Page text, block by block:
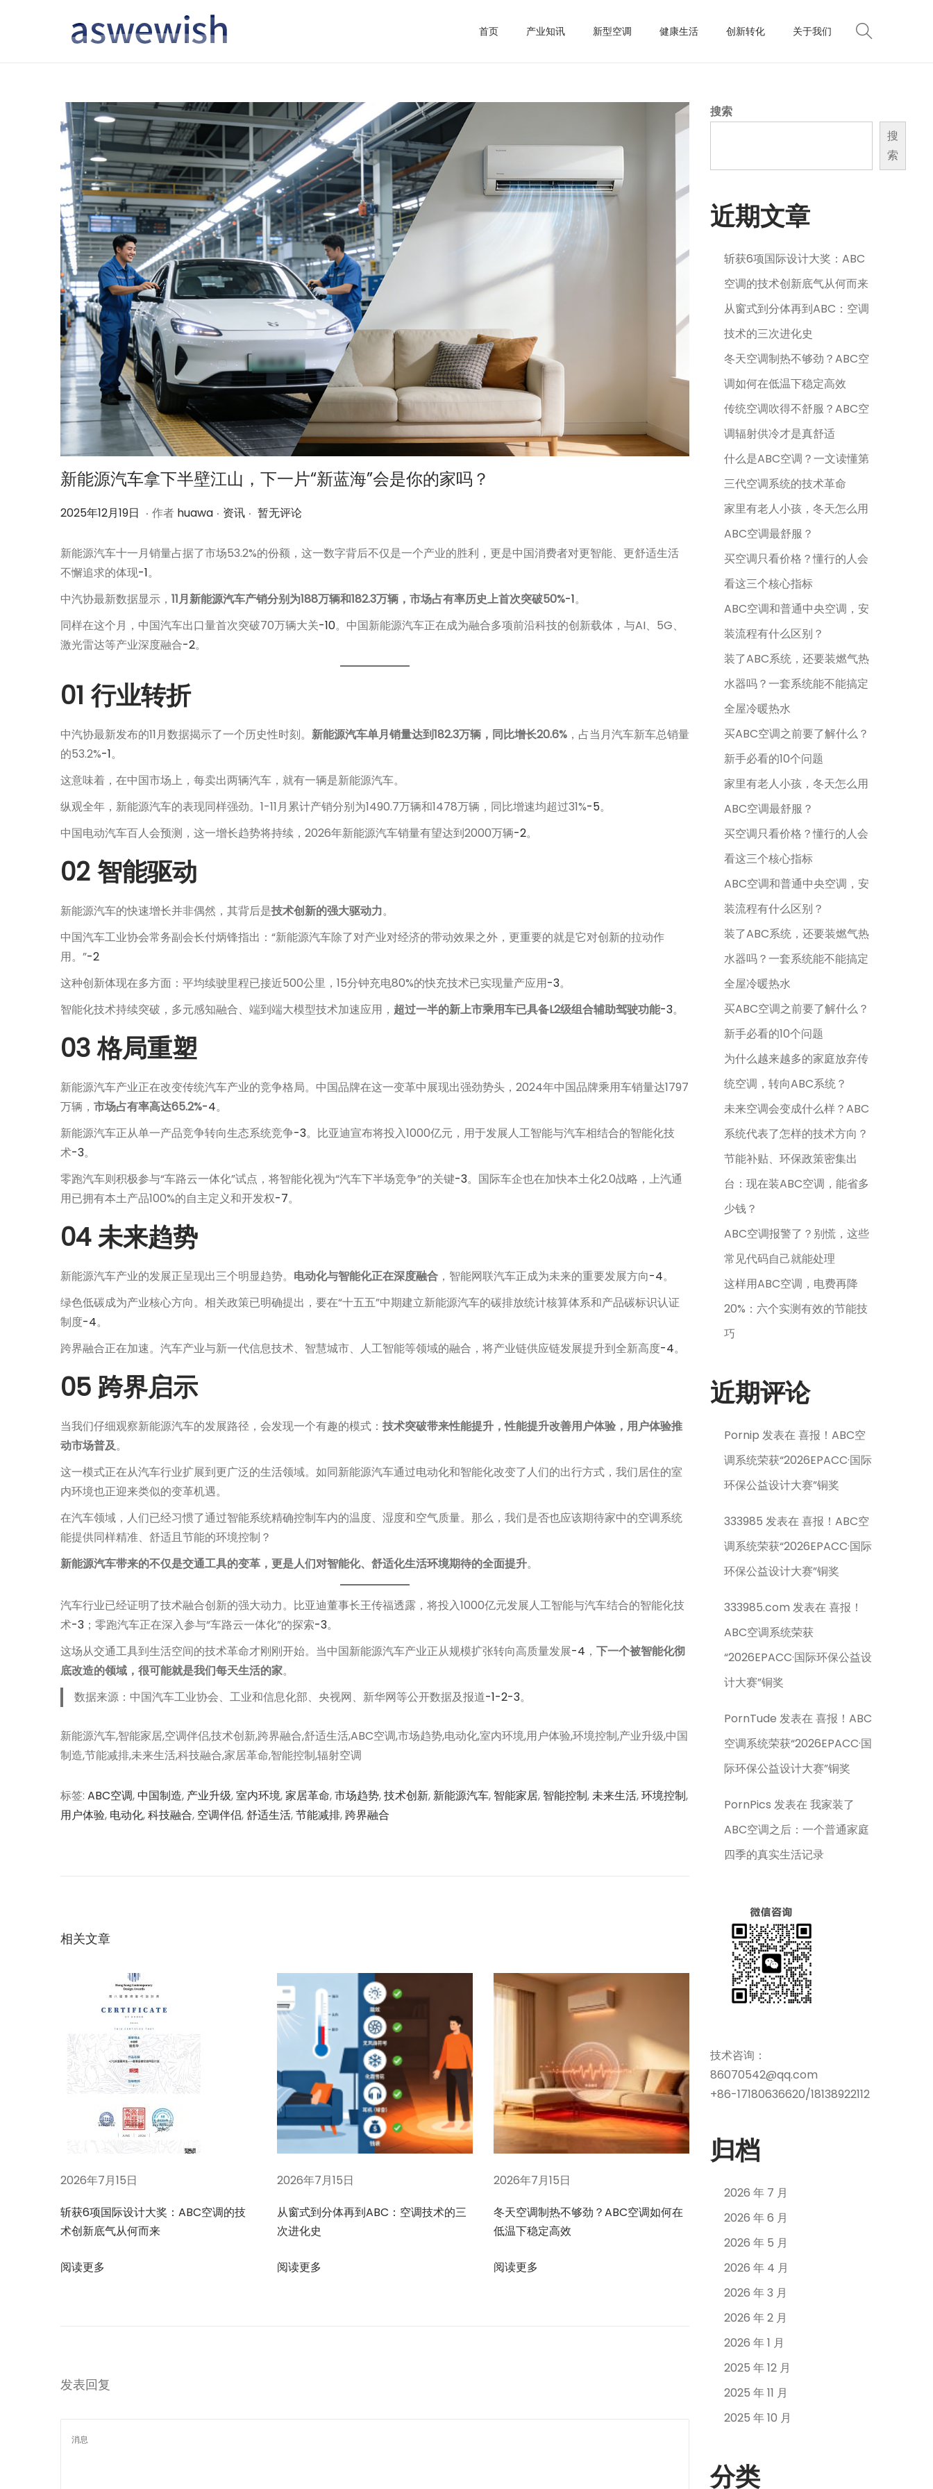
首页 产业知讯 新型空调 健康生活 创新转化 关于我们
新能源汽车拿下半壁江山，下一片“新蓝海”会是你的家吗？
作
2025年12月19日 2
2
5
1
2
月
9
日
. 作者 huawa . 作
资讯 . 暂无评论
新能源汽车十一月销量占据了市场53.2%的份额，这一数字背后不仅是一个产业的胜利，更是中国消费者对更智能、更舒适生活
不懈追求的体现-1。
中汽协最新数据显示， 11月新能源汽车产销分别为188万辆和182.3万辆，市场占有率历史上首次突破50%-1。
同样在这个月，中国汽车出口量首次突破70万辆大关-10。中国新能源汽车正在成为融合多项前沿科技的创新载体，与AI、5G、
激光雷达等产业深度融合-2。
01 行业转折
中汽协最新发布的11月数据揭示了一个历史性时刻。 新能源汽车单月销量达到182.3万辆，同比增长20.6% ，占当月汽车新车总销量
的53.2%-1。
这意味着，在中国市场上，每卖出两辆汽车，就有一辆是新能源汽车。
纵观全年，新能源汽车的表现同样强劲。1-11月累计产销分别为1490.7万辆和1478万辆，同比增速均超过31%-5。
中国电动汽车百人会预测，这一增长趋势将持续，2026年新能源汽车销量有望达到2000万辆-2。
02 智能驱动
新能源汽车的快速增长并非偶然，其背后是技术创新的强大驱动力。
中国汽车工业协会常务副会长付炳锋指出：“新能源汽车除了对产业对经济的带动效果之外，更重要的就是它对创新的拉动作
用。”-2
这种创新体现在多方面：平均续驶里程已接近500公里，15分钟充电80%的快充技术已实现量产应用-3。
智能化技术持续突破，多元感知融合、端到端大模型技术加速应用， 超过一半的新上市乘用车已具备L2级组合辅助驾驶功能-3。
03 格局重塑
新能源汽车产业正在改变传统汽车产业的竞争格局。中国品牌在这一变革中展现出强劲势头，2024年中国品牌乘用车销量达1797
万辆， 市场占有率高达65.2%-4。
新能源汽车正从单一产品竞争转向生态系统竞争-3。比亚迪宣布将投入1000亿元，用于发展人工智能与汽车相结合的智能化技
术-3。
零跑汽车则积极参与“车路云一体化”试点，将智能化视为“汽车下半场竞争”的关键-3。国际车企也在加快本土化2.0战略，上汽通
用已拥有本土产品100%的自主定义和开发权-7。
04 未来趋势
新能源汽车产业的发展正呈现出三个明显趋势。 电动化与智能化正在深度融合 ，智能网联汽车正成为未来的重要发展方向-4。
绿色低碳成为产业核心方向。相关政策已明确提出，要在“十五五”中期建立新能源汽车的碳排放统计核算体系和产品碳标识认证
制度-4。
跨界融合正在加速。汽车产业与新一代信息技术、智慧城市、人工智能等领域的融合，将产业链供应链发展提升到全新高度-4。
05 跨界启示
当我们仔细观察新能源汽车的发展路径，会发现一个有趣的模式： 技术突破带来性能提升，性能提升改善用户体验，用户体验推
动市场普及。
这一模式正在从汽车行业扩展到更广泛的生活领域。如同新能源汽车通过电动化和智能化改变了人们的出行方式，我们居住的室
内环境也正迎来类似的变革机遇。
在汽车领域，人们已经习惯了通过智能系统精确控制车内的温度、湿度和空气质量。那么，我们是否也应该期待家中的空调系统
能提供同样精准、舒适且节能的环境控制？
新能源汽车带来的不仅是交通工具的变革，更是人们对智能化、舒适化生活环境期待的全面提升。
汽车行业已经证明了技术融合创新的强大动力。比亚迪董事长王传福透露，将投入1000亿元发展人工智能与汽车结合的智能化技
术-3 ；零跑汽车正在深入参与“车路云一体化”的探索-3。
这场从交通工具到生活空间的技术革命才刚刚开始。当中国新能源汽车产业正从规模扩张转向高质量发展-4 ， 下一个被智能化彻
底改造的领域，很可能就是我们每天生活的家。
数据来源：中国汽车工业协会、工业和信息化部、央视网、新华网等公开数据及报道-1-2-3。
新能源汽车,智能家居,空调伴侣,技术创新,跨界融合,舒适生活,ABC空调,市场趋势,电动化,室内环境,用户体验,环境控制,产业升级,中国
制造,节能减排,未来生活,科技融合,家居革命,智能控制,辐射空调
标签: ABC空调,中国制造, 产业升级,室内环境,家居革命,市场趋势,技术创新,新能源汽车, 智能家居, 智能控制,未来生活,环境控制,
用户体验, 电动化,科技融合, 空调伴侣,舒适生活,节能减排,跨界融合
航
：
墙
制
造
的
垒
是
什
？
：
复
相关文章
2026年7月15日
斩获6项国际设计大奖：ABC空调的技
术创新底气从何而来
阅读更多
2026年7月15日
从窗式到分体再到ABC：空调技术的三
次进化史
阅读更多
2026年7月15日
冬天空调制热不够劲？ABC空调如何在
低温下稳定高效
阅读更多
发表回复
搜索
搜
索
近期文章
斩获6项国际设计大奖：ABC
空调的技术创新底气从何而来
从窗式到分体再到ABC：空调
技术的三次进化史
冬天空调制热不够劲？ABC空
调如何在低温下稳定高效
传统空调吹得不舒服？ABC空
调辐射供冷才是真舒适
什么是ABC空调？一文读懂第
三代空调系统的技术革命
家里有老人小孩，冬天怎么用
ABC空调最舒服？
买空调只看价格？懂行的人会
看这三个核心指标
ABC空调和普通中央空调，安
装流程有什么区别？
装了ABC系统，还要装燃气热
水器吗？一套系统能不能搞定
全屋冷暖热水
买ABC空调之前要了解什么？
新手必看的10个问题
家里有老人小孩，冬天怎么用
ABC空调最舒服？
买空调只看价格？懂行的人会
看这三个核心指标
ABC空调和普通中央空调，安
装流程有什么区别？
装了ABC系统，还要装燃气热
水器吗？一套系统能不能搞定
全屋冷暖热水
买ABC空调之前要了解什么？
新手必看的10个问题
为什么越来越多的家庭放弃传
统空调，转向ABC系统？
未来空调会变成什么样？ABC
系统代表了怎样的技术方向？
节能补贴、环保政策密集出
台：现在装ABC空调，能省多
少钱？
ABC空调报警了？别慌，这些
常见代码自己就能处理
这样用ABC空调，电费再降
20%：六个实测有效的节能技
巧
近期评论
Pornip 发表在喜报！ABC空
调系统荣获“2026EPACC·国际
环保公益设计大赛”铜奖
333985 发表在喜报！ABC空
调系统荣获“2026EPACC·国际
环保公益设计大赛”铜奖
333985.com 发表在喜报！
ABC空调系统荣获
“2026EPACC·国际环保公益设
计大赛”铜奖
PornTude 发表在喜报！ABC
空调系统荣获“2026EPACC·国
际环保公益设计大赛”铜奖
PornPics 发表在我家装了
ABC空调之后：一个普通家庭
四季的真实生活记录
技术咨询：
86070542@qq.com
+86-17180636620/18138922112
归档
2026 年 7 月
2026 年 6 月
2026 年 5 月
2026 年 4 月
2026 年 3 月
2026 年 2 月
2026 年 1 月
2025 年 12 月
2025 年 11 月
2025 年 10 月
分类